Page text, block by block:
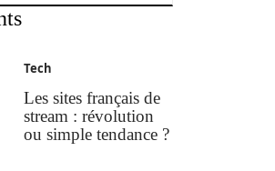
Tech
Les sites français de
stream : révolution
ou simple tendance ?